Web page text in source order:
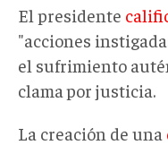
El presidente
"acciones
el sufrimiento
clama por justicia.
La creación de una